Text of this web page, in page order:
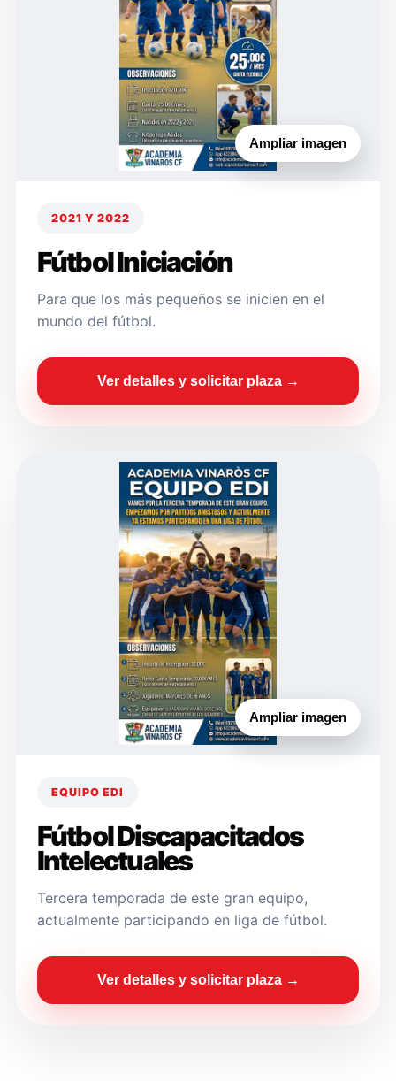
Ampliar imagen
2021 Y 2022
Fútbol Iniciación
Para que los más pequeños se inicien en el
mundo del fútbol.
Ver detalles y solicitar plaza →
Ampliar imagen
EQUIPO EDI
Fútbol Discapacitados
Intelectuales
Tercera temporada de este gran equipo,
actualmente participando en liga de fútbol.
Ver detalles y solicitar plaza →